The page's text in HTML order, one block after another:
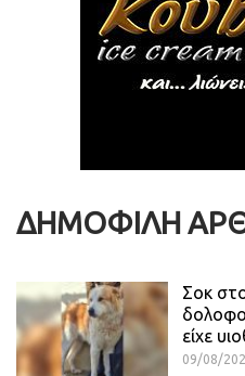
ΔΗΜΟΦΙΛΗ
Σοκ
είχε
09/08/